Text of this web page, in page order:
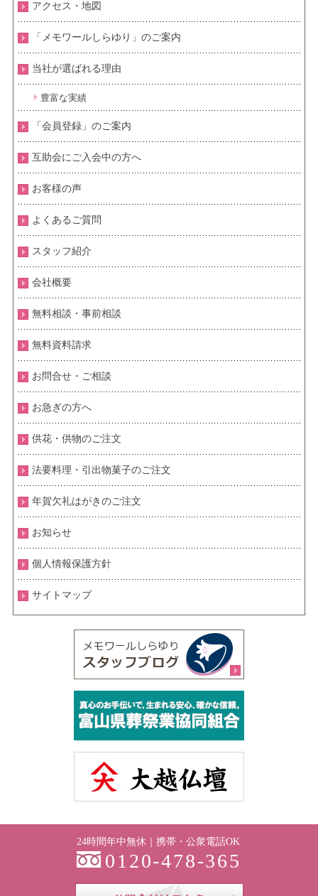
アクセス・地図
「メモワールしらゆり」のご案内
当社が選ばれる理由
豊富な実績
「会員登録」のご案内
互助会にご入会中の方へ
お客様の声
よくあるご質問
スタッフ紹介
会社概要
無料相談・事前相談
無料資料請求
お問合せ・ご相談
お急ぎの方へ
供花・供物のご注文
法要料理・引出物菓子のご注文
年賀欠礼はがきのご注文
お知らせ
個人情報保護方針
サイトマップ
24時間年中無休｜携帯・公衆電話OK
0120-478-365